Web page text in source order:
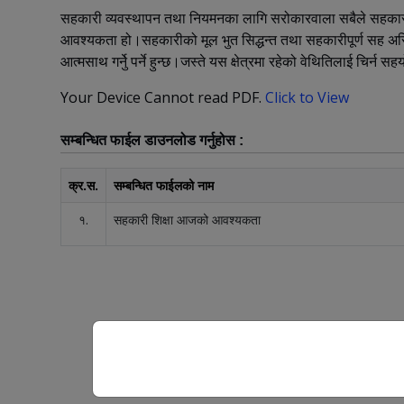
सहकारी व्यवस्थापन तथा नियमनका लागि सरोकारवाला सबैले
आवश्यकता हो।सहकारीको मूल भुत सिद्धन्त तथा सहकारीपूर्ण सह
आत्मसाथ गर्नेु पर्ने हुन्छ।जस्ते यस क्षेत्रमा रहेको वेथितिलाई चिर्न
Your Device Cannot read PDF.Click to View
सम्बन्धित फाईल डाउनलोड गर्नुहोस :
क्र.स.
सम्बन्धित फाईलको नाम
१.
सहकारी शिक्षा आजको आवश्यकता